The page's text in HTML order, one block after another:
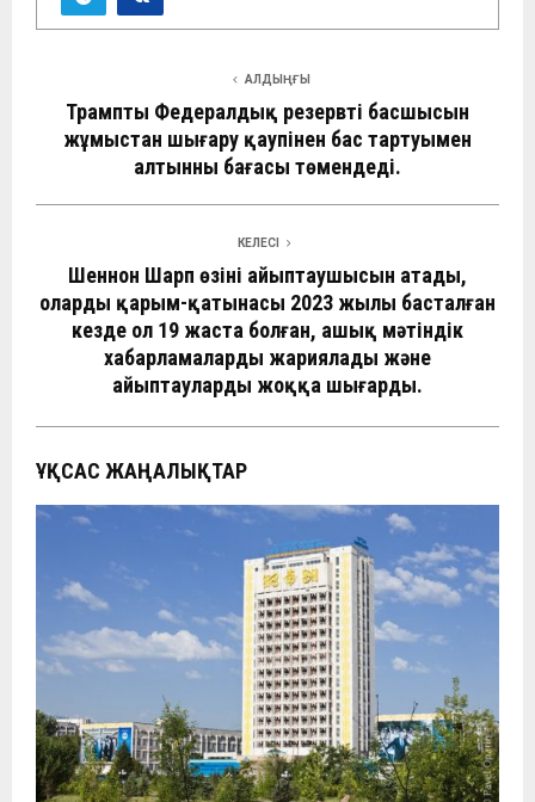
АЛДЫҢҒЫ
Трамптың Федералдық резервтің басшысын
жұмыстан шығару қаупінен бас тартуымен
алтынның бағасы төмендеді.
КЕЛЕСІ
Шеннон Шарп өзінің айыптаушысын атады,
олардың қарым-қатынасы 2023 жылы басталған
кезде ол 19 жаста болған, ашық мәтіндік
хабарламаларды жариялады және
айыптауларды жоққа шығарды.
ҰҚСАС ЖАҢАЛЫҚТАР